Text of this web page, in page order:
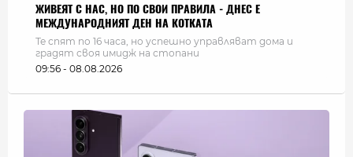
ЖИВЕЯТ С НАС, НО ПО СВОИ ПРАВИЛА - ДНЕС Е
МЕЖДУНАРОДНИЯТ ДЕН НА КОТКАТА
Те спят по 16 часа, но успешно управляват дома и
градят своя имидж на стопани
09:56 - 08.08.2026